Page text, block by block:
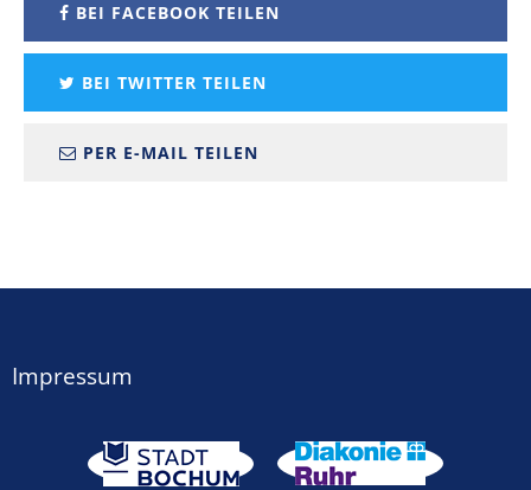
BEI FACEBOOK TEILEN
BEI TWITTER TEILEN
PER E-MAIL TEILEN
Impressum